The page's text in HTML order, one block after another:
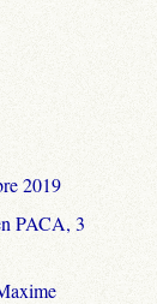
2019
PACA, 3